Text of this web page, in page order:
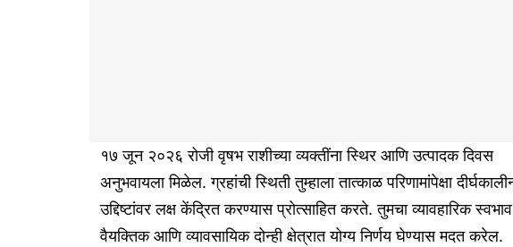
१७ जून २०२६ रोजी वृषभ राशीच्या व्यक्तींना स्थिर आणि उत्पादक दिवस
अनुभवायला मिळेल. ग्रहांची स्थिती तुम्हाला तात्काळ परिणामांपेक्षा
उद्दिष्टांवर लक्ष केंद्रित करण्यास प्रोत्साहित करते. तुमचा व्यावहारिक स्वभाव
वैयक्तिक आणि व्यावसायिक दोन्ही क्षेत्रात योग्य निर्णय घेण्यास मदत करेल.